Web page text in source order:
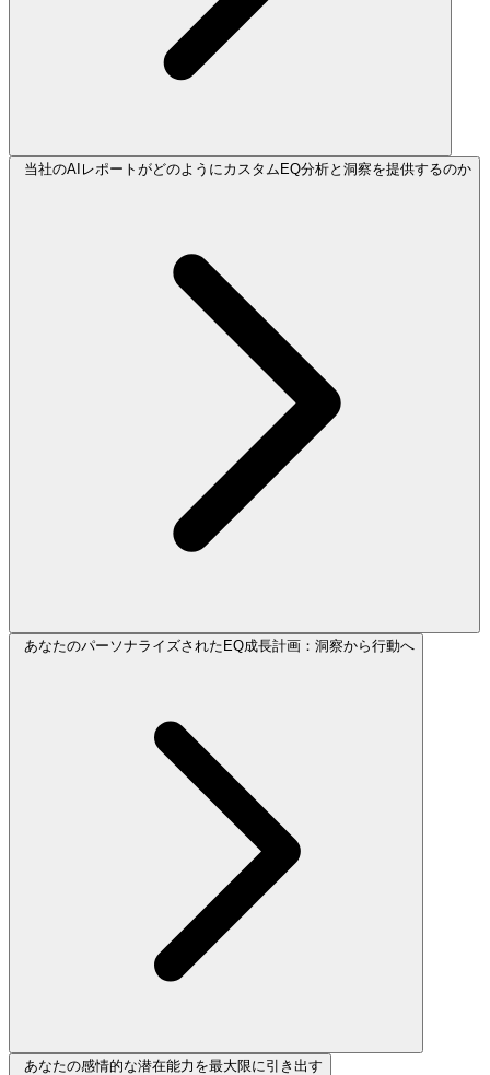
当社のAIレポートがどのようにカスタムEQ分析と洞察を提供するのか
あなたのパーソナライズされたEQ成長計画：洞察から行動へ
あなたの感情的な潜在能力を最大限に引き出す